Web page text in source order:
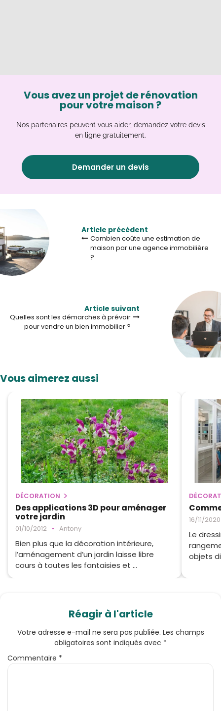
Vous avez un projet de rénovation
pour votre maison ?
Nos partenaires peuvent vous aider, demandez votre devis
en ligne gratuitement.
Demander un devis
Article précédent
Combien coûte une estimation de
maison par une agence immobilière
?
Article suivant
Quelles sont les démarches à prévoir
pour vendre un bien immobilier ?
Vous aimerez aussi
DÉCORATION
Des applications 3D pour aménager
votre jardin
01/10/2012 • Antony
Bien plus que la décoration intérieure,
l’aménagement d’un jardin laisse libre
cours à toutes les fantaisies et ...
16/11/2020
Le
objets
Réagir à l'article
Votre adresse e-mail ne sera pas publiée. Les champs
obligatoires sont indiqués avec *
Commentaire *